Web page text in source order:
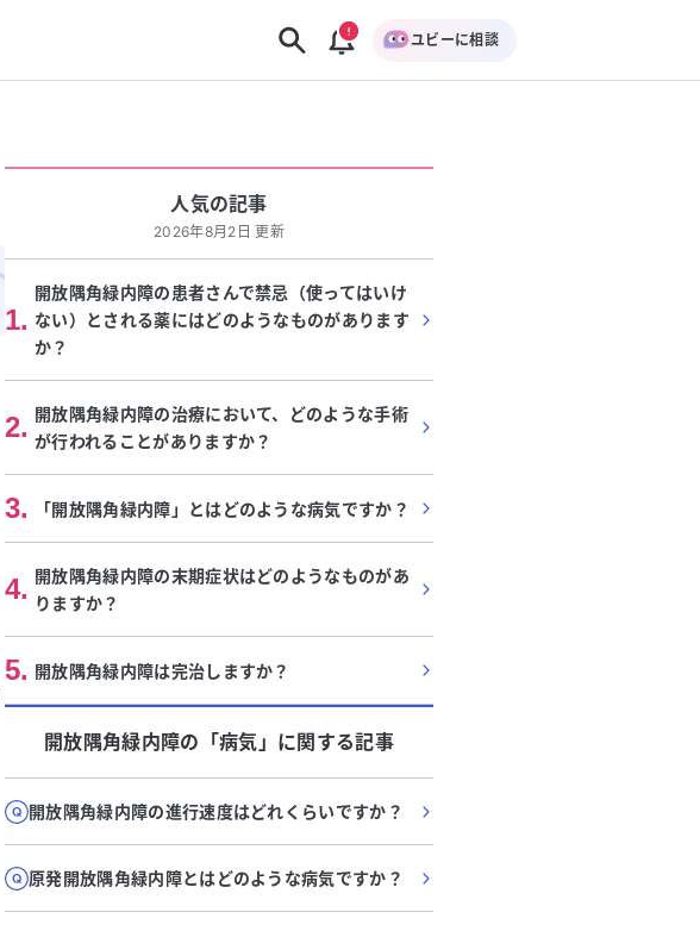
ユビーに相談
人気の記事
2026年8月2日 更新
1.
開放隅角緑内障の患者さんで禁忌（使ってはいけ
ない）とされる薬にはどのようなものがあります
か？
2. 開放隅角緑内障の治療において、どのような手術
が行われることがありますか？
3. 「開放隅角緑内障」とはどのような病気ですか？
4. 開放隅角緑内障の末期症状はどのようなものがあ
りますか？
5. 開放隅角緑内障は完治しますか？
開放隅角緑内障の「病気 」に関する記事
開放隅角緑内障の進行速度はどれくらいですか？
原発開放隅角緑内障とはどのような病気ですか？